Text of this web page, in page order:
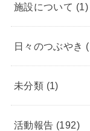
施設について (1)
日々のつぶやき
未分類 (1)
活動報告 (192)